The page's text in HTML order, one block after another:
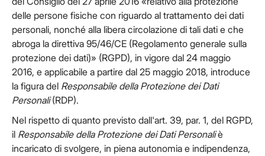
delle persone fisiche con riguardo al trattamento dei dati
personali, nonché alla libera circolazione di tali dati e che
abroga la direttiva 95/46/CE (Regolamento generale sulla
protezione dei dati)» (RGPD), in vigore dal 24 maggio
2016, e applicabile a partire dal 25 maggio 2018, introduce
la figura del Responsabile della Protezione dei Dati
Personali(RDP).
Nel rispetto di quanto previsto dall'art. 39, par. 1, del RGPD,
il Responsabile della Protezione dei Dati Personaliè
incaricato di svolgere, in piena autonomia e indipendenza,